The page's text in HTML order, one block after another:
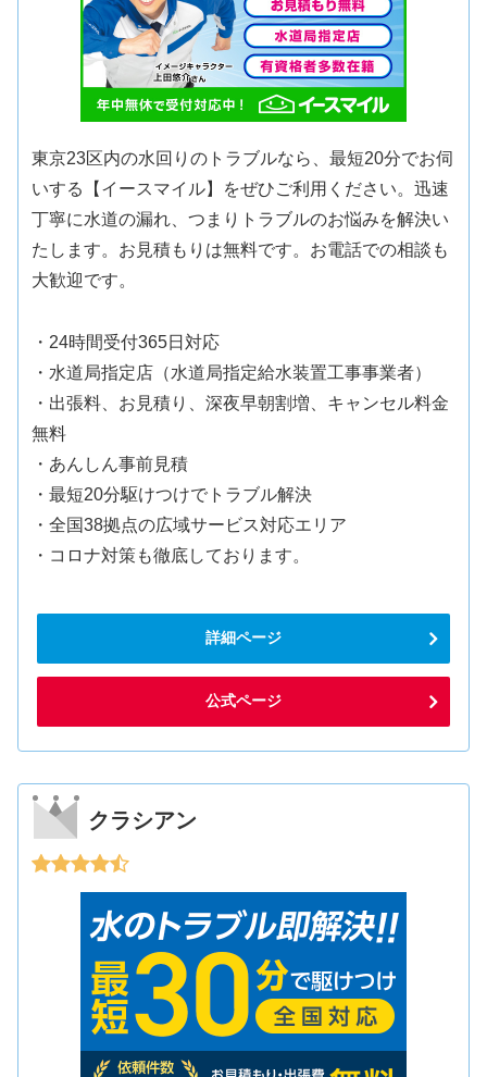
東京23区内の水回りのトラブルなら、最短20分でお伺
いする【イースマイル】をぜひご利用ください。迅速
丁寧に水道の漏れ、つまりトラブルのお悩みを解決い
たします。お見積もりは無料です。お電話での相談も
大歓迎です。
・24時間受付365日対応
・水道局指定店（水道局指定給水装置工事事業者）
・出張料、お見積り、深夜早朝割増、キャンセル料金
無料
・あんしん事前見積
・最短20分駆けつけでトラブル解決
・全国38拠点の広域サービス対応エリア
・コロナ対策も徹底しております。
詳細ページ
公式ページ
クラシアン